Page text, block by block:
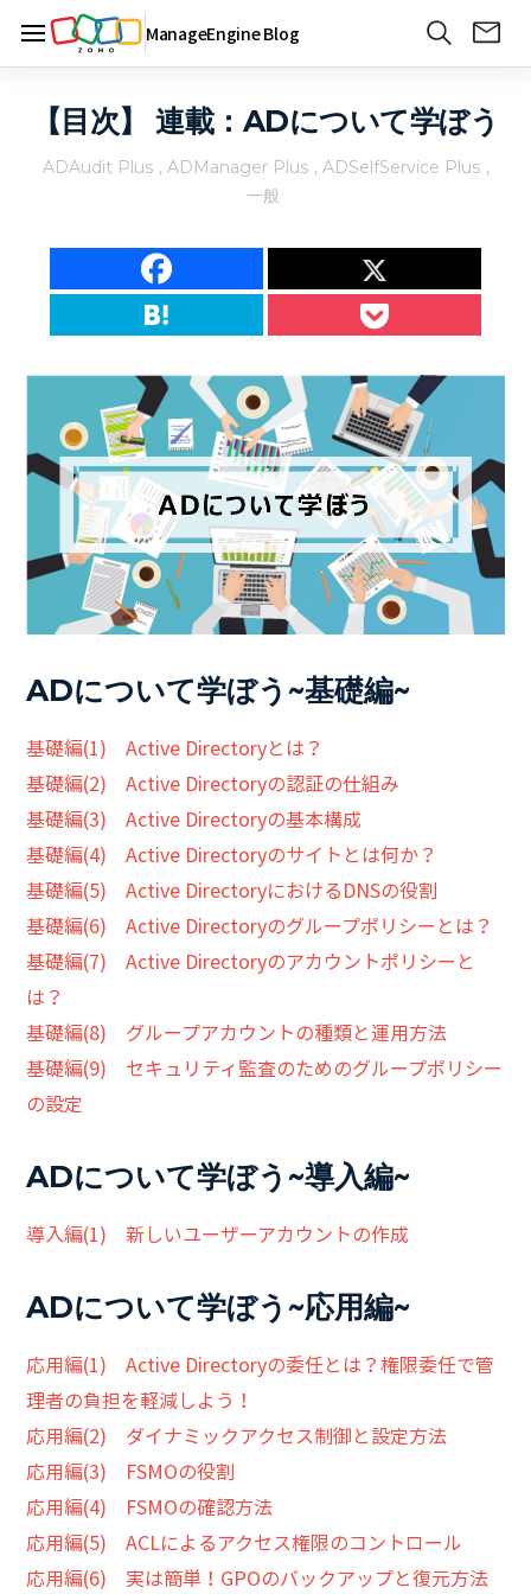
ManageEngine Blog
【目次】 連載：ADについて学ぼう
ADAudit Plus , ADManager Plus , ADSelfService Plus ,
一般
ADについて学ぼう~基礎編~
基礎編(1) Active Directoryとは？
基礎編(2) Active Directoryの認証の仕組み
基礎編(3) Active Directoryの基本構成
基礎編(4) Active Directoryのサイトとは何か？
基礎編(5) Active DirectoryにおけるDNSの役割
基礎編(6) Active Directoryのグループポリシーとは？
基礎編(7) Active Directoryのアカウントポリシーと
は？
基礎編(8) グループアカウントの種類と運用方法
基礎編(9) セキュリティ監査のためのグループポリシー
の設定
ADについて学ぼう~導入編~
導入編(1) 新しいユーザーアカウントの作成
ADについて学ぼう~応用編~
応用編(1) Active Directoryの委任とは？権限委任で管
理者の負担を軽減しよう！
応用編(2) ダイナミックアクセス制御と設定方法
応用編(3) FSMOの役割
応用編(4) FSMOの確認方法
応用編(5) ACLによるアクセス権限のコントロール
応用編(6) 実は簡単！GPOのバックアップと復元方法